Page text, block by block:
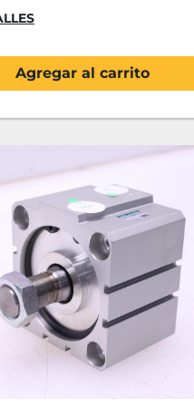
Agregar al carrito